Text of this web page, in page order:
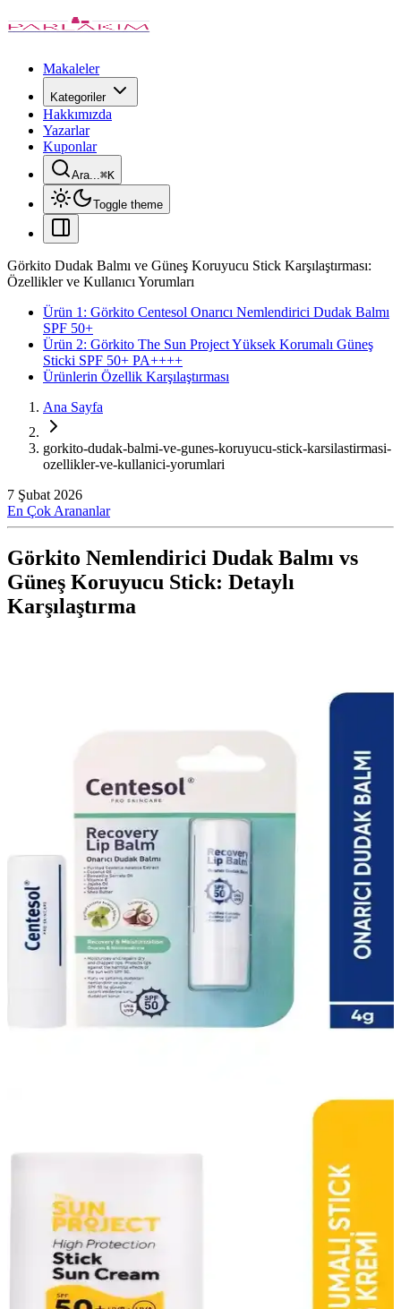
Makaleler
Kategoriler
Hakkımızda
Yazarlar
Kuponlar
Ara...⌘K
Toggle theme
Görkito Dudak Balmı ve Güneş Koruyucu Stick Karşılaştırması:
Özellikler ve Kullanıcı Yorumları
Ürün 1: Görkito Centesol Onarıcı Nemlendirici Dudak Balmı
SPF 50+
Ürün 2: Görkito The Sun Project Yüksek Korumalı Güneş
Sticki SPF 50+ PA++++
Ürünlerin Özellik Karşılaştırması
Ana Sayfa
gorkito-dudak-balmi-ve-gunes-koruyucu-stick-karsilastirmasi-
ozellikler-ve-kullanici-yorumlari
7 Şubat 2026
En Çok Arananlar
Görkito Nemlendirici Dudak Balmı vs
Güneş Koruyucu Stick: Detaylı
Karşılaştırma